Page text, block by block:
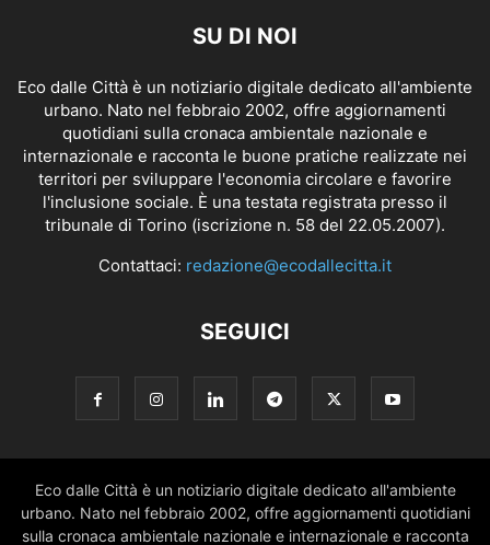
SU DI NOI
Eco dalle Città è un notiziario digitale dedicato all'ambiente
urbano. Nato nel febbraio 2002, offre aggiornamenti
quotidiani sulla cronaca ambientale nazionale e
internazionale e racconta le buone pratiche realizzate nei
territori per sviluppare l'economia circolare e favorire
l'inclusione sociale. È una testata registrata presso il
tribunale di Torino (iscrizione n. 58 del 22.05.2007).
Contattaci: redazione@ecodallecitta.it
SEGUICI
Eco dalle Città è un notiziario digitale dedicato all'ambiente
urbano. Nato nel febbraio 2002, offre aggiornamenti quotidiani
sulla cronaca ambientale nazionale e internazionale e racconta